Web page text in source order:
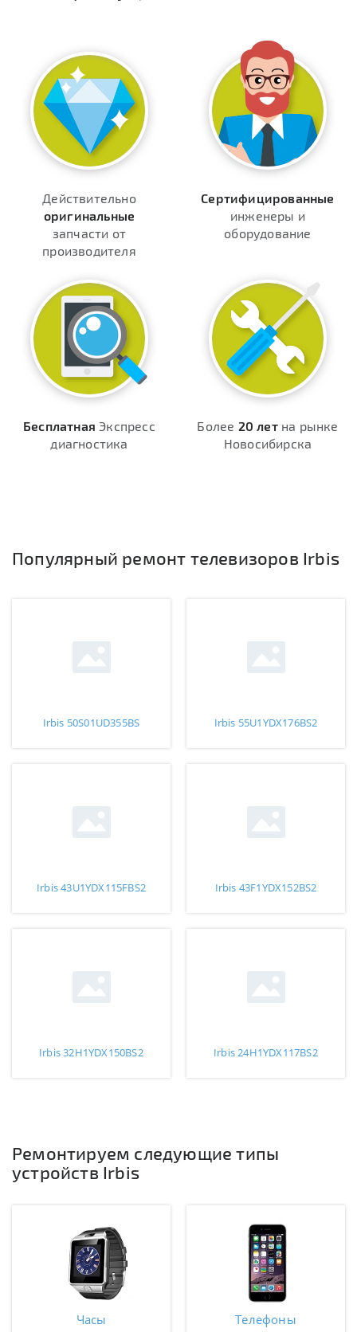
Действительно
оригинальные
запчасти от
производителя
Сертифицированные
инженеры и
оборудование
Бесплатная Экспресс
диагностика
Более 20 летна рынке
Новосибирска
Популярный ремонт телевизоров Irbis
Irbis 50S01UD355BS Irbis 55U1YDX176BS2
Irbis 43U1YDX115FBS2 Irbis 43F1YDX152BS2
Irbis 32H1YDX150BS2 Irbis 24H1YDX117BS2
Ремонтируем следующие типы
устройств Irbis
Часы Телефоны